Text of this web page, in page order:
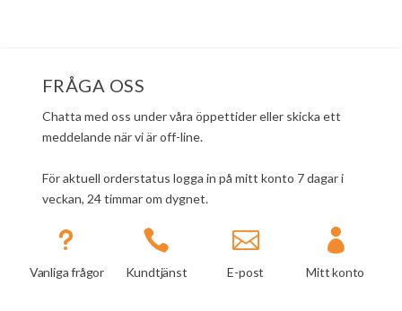
FRÅGA OSS
Chatta med oss under våra öppettider eller skicka ett
meddelande när vi är off-line.
För aktuell orderstatus logga in på mitt konto 7 dagar i
veckan, 24 timmar om dygnet.
u
Vanliga frågor

Kundtjänst

E-post

Mitt konto